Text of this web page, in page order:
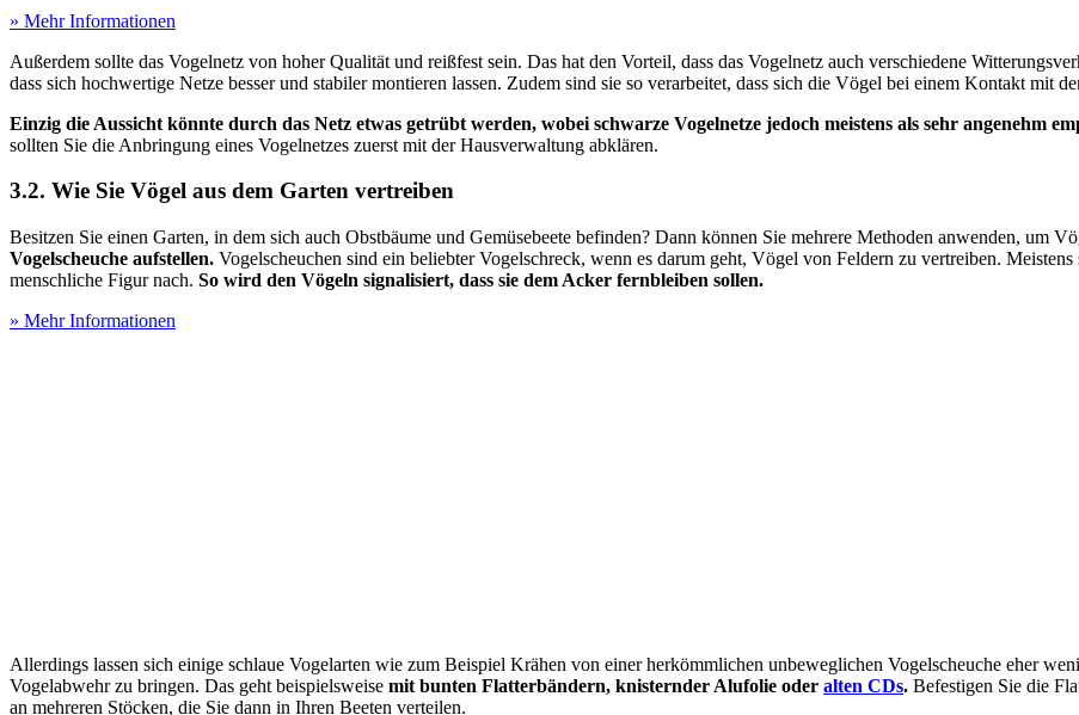
» Mehr Informationen
Außerdem sollte das Vogelnetz von hoher Qualität und reißfest sein. Das hat den Vorteil, dass das Vogelnetz auch verschiedene
dass sich hochwertige Netze besser und stabiler montieren lassen. Zudem sind sie so verarbeitet, dass sich die Vögel bei einem Kontakt mit
Einzig die Aussicht könnte durch das Netz etwas getrübt werden, wobei schwarze Vogelnetze jedoch meistens als sehr angenehm
sollten Sie die Anbringung eines Vogelnetzes zuerst mit der Hausverwaltung abklären.
3.2. Wie Sie Vögel aus dem Garten vertreiben
Besitzen Sie einen Garten, in dem sich auch Obstbäume und Gemüsebeete befinden? Dann können Sie mehrere Methoden anwenden, um
Vogelscheuche aufstellen. Vogelscheuchen sind ein beliebter Vogelschreck, wenn es darum geht, Vögel von Feldern zu vertreiben.
menschliche Figur nach. So wird den Vögeln signalisiert, dass sie dem Acker fernbleiben sollen.
» Mehr Informationen
Allerdings lassen sich einige schlaue Vogelarten wie zum Beispiel Krähen von einer herkömmlichen unbeweglichen Vogelscheuche eher
Vogelabwehr zu bringen. Das geht beispielsweise mit bunten Flatterbändern, knisternder Alufolie oder alten CDs. Befestigen Sie die
an mehreren Stöcken, die Sie dann in Ihren Beeten verteilen.